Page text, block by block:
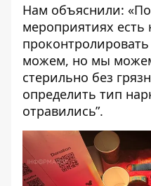
Нам объяснили:
мероприятиях есть
можем, но мы
стерильно без
определить тип
отравились”.